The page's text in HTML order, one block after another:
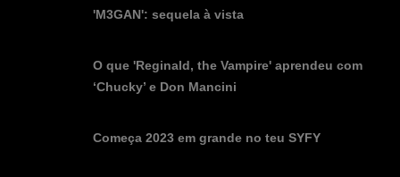
'M3GAN': sequela à vista
O que 'Reginald, the Vampire' aprendeu com
‘Chucky’ e Don Mancini
Começa 2023 em grande no teu SYFY